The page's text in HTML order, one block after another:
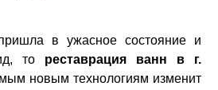
в ужасное состояние и
то реставрация ванн в г.
новым технологиям изменит